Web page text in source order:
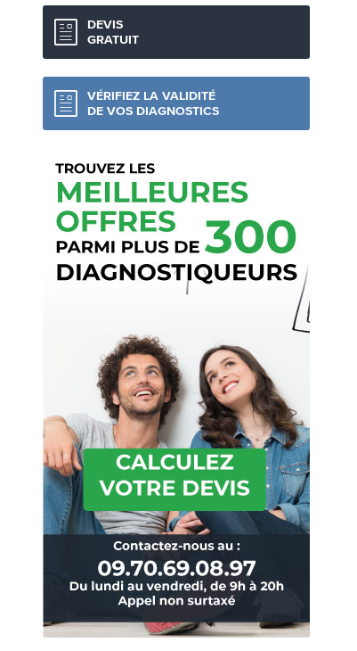
DEVIS
GRATUIT
VÉRIFIEZ LA VALIDITÉ
DE VOS DIAGNOSTICS